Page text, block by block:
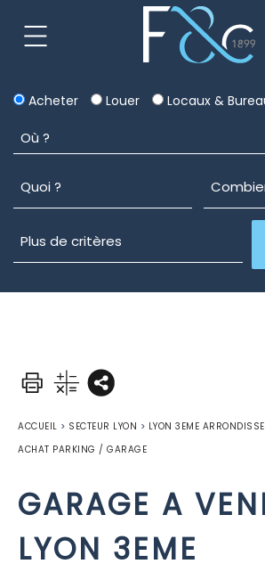
Acheter Louer Locaux &
ACCUEIL > SECTEUR LYON > LYON 3EME
ACHAT PARKING / GARAGE
GARAGE A
LYON 3EME